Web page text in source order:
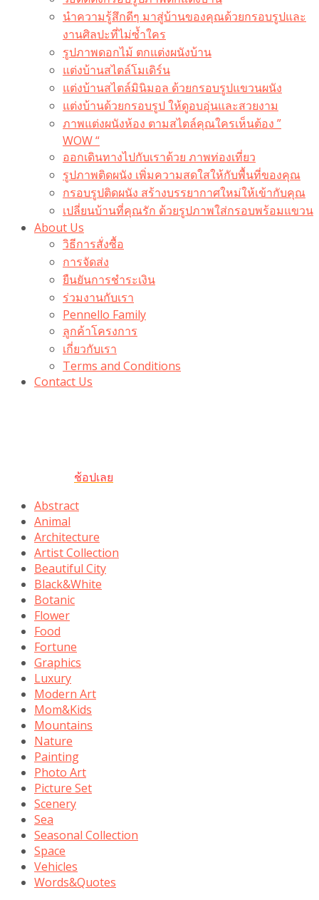
นำความรู้สึกดีๆ มาสู่บ้านของคุณด้วยกรอบรูปและ
งานศิลปะที่ไม่ซ้ำใคร
รูปภาพดอกไม้ ตกแต่งผนังบ้าน
แต่งบ้านสไตล์โมเดิร์น
แต่งบ้านสไตล์มินิมอล ด้วยกรอบรูปแขวนผนัง
แต่งบ้านด้วยกรอบรูป ให้ดูอบอุ่นและสวยงาม
ภาพแต่งผนังห้อง ตามสไตล์คุณใครเห็นต้อง ”
WOW “
ออกเดินทางไปกับเราด้วย ภาพท่องเที่ยว
รูปภาพติดผนัง เพิ่มความสดใสให้กับพื้นที่ของคุณ
กรอบรูปติดผนัง สร้างบรรยากาศใหม่ให้เข้ากับคุณ
เปลี่ยนบ้านที่คุณรัก ด้วยรูปภาพใส่กรอบพร้อมแขวน​
About Us
วิธีการสั่งซื้อ
การจัดส่ง
ยืนยันการชำระเงิน
ร่วมงานกับเรา
Pennello Family
ลูกค้าโครงการ
เกี่ยวกับเรา
Terms and Conditions
Contact Us
ช้อปเลย
Abstract
Animal
Architecture
Artist Collection
Beautiful City
Black&White
Botanic
Flower
Food
Fortune
Graphics
Luxury
Modern Art
Mom&Kids
Mountains
Nature
Painting
Photo Art
Picture Set
Scenery
Sea
Seasonal Collection
Space
Vehicles
Words&Quotes